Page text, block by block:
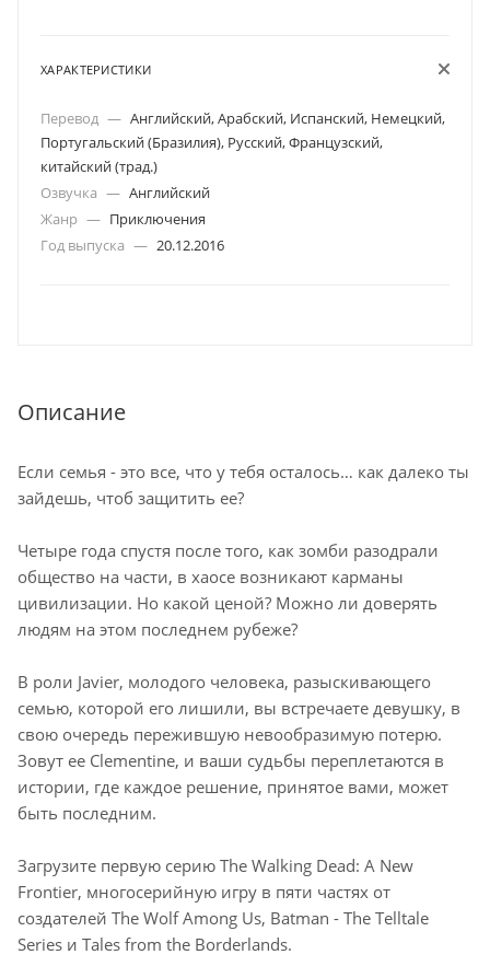
ХАРАКТЕРИСТИКИ
Перевод — Английский, Арабский, Испанский, Немецкий,
Португальский (Бразилия), Русский, Французский,
китайский (трад.)
Озвучка — Английский
Жанр — Приключения
Год выпуска — 20.12.2016
Описание
Если семья - это все, что у тебя осталось… как далеко ты
зайдешь, чтоб защитить ее?
Четыре года спустя после того, как зомби разодрали
общество на части, в хаосе возникают карманы
цивилизации. Но какой ценой? Можно ли доверять
людям на этом последнем рубеже?
В роли Javier, молодого человека, разыскивающего
семью, которой его лишили, вы встречаете девушку, в
свою очередь пережившую невообразимую потерю.
Зовут ее Clementine, и ваши судьбы переплетаются в
истории, где каждое решение, принятое вами, может
быть последним.
Загрузите первую серию The Walking Dead: A New
Frontier, многосерийную игру в пяти частях от
создателей The Wolf Among Us, Batman - The Telltale
Series и Tales from the Borderlands.